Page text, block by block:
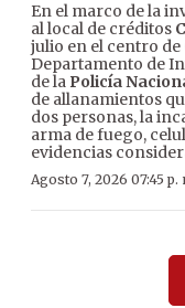
En el marco de la
al local de créditos
julio en el centro de
Departamento de
de la Policía
de allanamientos
dos personas, la
arma de fuego,
evidencias
Agosto 7, 2026 07:45 p.